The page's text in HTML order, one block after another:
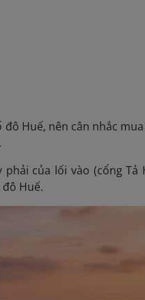
Huế, nên cân nhắc
của lối vào (cổng
Huế.